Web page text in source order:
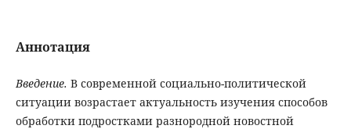
Аннотация
Введение. В современной социально-политической
ситуации возрастает актуальность изучения способов
обработки подростками разнородной новостной